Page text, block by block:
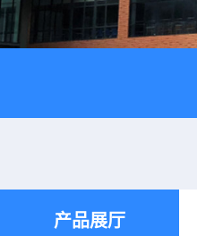
产品展厅